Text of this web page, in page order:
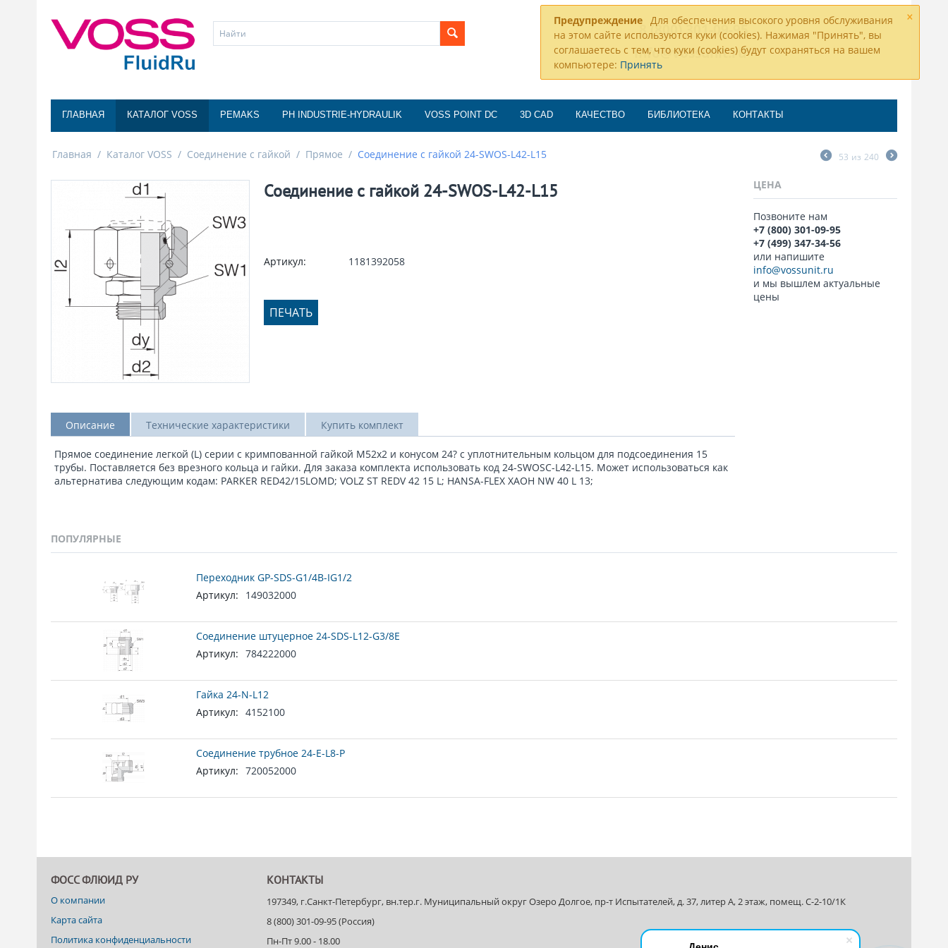
×
Предупреждение Для обеспечения высокого уровня обслуживания
на этом сайте используются куки (cookies). Нажимая "Принять", вы
соглашаетесь с тем, что куки (cookies) будут сохраняться на вашем
компьютере: Принять
8 (800) 301-09-95
info@vossunit.ru
ГЛАВНАЯ КАТАЛОГ VOSS PEMAKS PH INDUSTRIE-HYDRAULIK VOSS POINT DC 3D CAD КАЧЕСТВО БИБЛИОТЕКА КОНТАКТЫ
Главная / Каталог VOSS / Соединение с гайкой / Прямое / Соединение с гайкой 24-SWOS-L42-L15 53 из 240
Соединение с гайкой 24-SWOS-L42-L15
Артикул: 1181392058
ПЕЧАТЬ
Описание Технические характеристики Купить комплект
Прямое соединение легкой (L) серии с кримпованной гайкой M52x2 и конусом 24? с уплотнительным кольцом для подсоединения 15
трубы. Поставляется без врезного кольца и гайки. Для заказа комплекта использовать код 24-SWOSС-L42-L15. Может использоваться как
альтернатива следующим кодам: PARKER RED42/15LOMD; VOLZ ST REDV 42 15 L; HANSA-FLEX XAOH NW 40 L 13;
ЦЕНА
Позвоните нам
+7 (800) 301-09-95
+7 (499) 347-34-56
или напишите
info@vossunit.ru
и мы вышлем актуальные
цены
ПОПУЛЯРНЫЕ
Переходник GP-SDS-G1/4B-IG1/2
Артикул:
149032000
Соединение штуцерное 24-SDS-L12-G3/8E
Артикул: 784222000
Гайка 24-N-L12
Артикул: 4152100
Соединение трубное 24-E-L8-P
Артикул: 720052000
ФОСС ФЛЮИД РУ
О компании
Карта сайта
Политика конфиденциальности
КОНТАКТЫ
197349, г.Санкт-Петербург, вн.тер.г. Муниципальный округ Озеро Долгое, пр-т Испытателей, д. 37, литер А, 2 этаж, помещ. С-2-10/1К
8 (800) 301-09-95 (Россия)
Пн-Пт 9.00 - 18.00